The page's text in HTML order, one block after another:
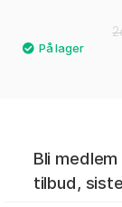
Bli
tilbud,